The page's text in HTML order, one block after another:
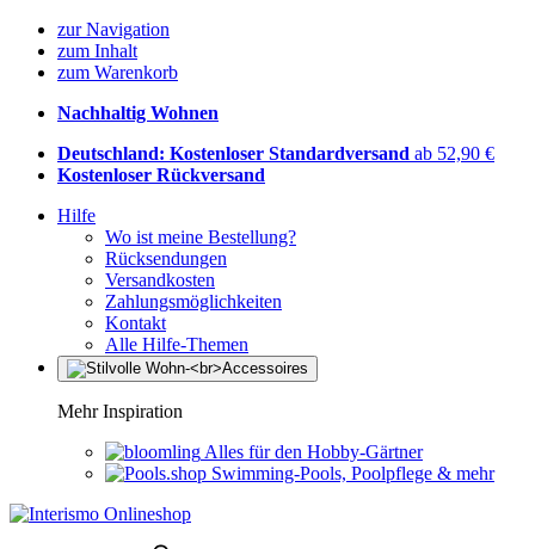
zur Navigation
zum Inhalt
zum Warenkorb
Nachhaltig Wohnen
Deutschland: Kostenloser Standardversand ab 52,90 €
Kostenloser Rückversand
Hilfe
Wo ist meine Bestellung?
Rücksendungen
Versandkosten
Zahlungsmöglichkeiten
Kontakt
Alle Hilfe-Themen
Mehr Inspiration
Alles für den Hobby-Gärtner
Swimming-Pools, Poolpflege & mehr